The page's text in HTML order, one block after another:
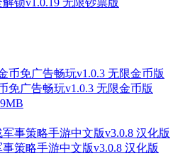
锁v1.0.19 无限钞票版
免广告畅玩v1.0.3 无限金币版
策略手游中文版v3.0.8 汉化版